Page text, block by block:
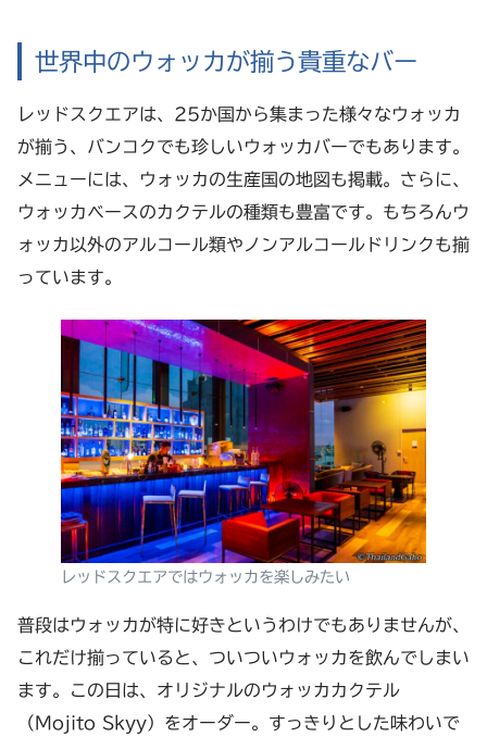
世界中のウォッカが揃う貴重なバー
レッドスクエアは、25か国から集まった様々なウォッカ
が揃う、バンコクでも珍しいウォッカバーでもあります。
メニューには、ウォッカの生産国の地図も掲載。さらに、
ウォッカベースのカクテルの種類も豊富です。もちろんウ
ォッカ以外のアルコール類やノンアルコールドリンクも揃
っています。
レッドスクエアではウォッカを楽しみたい
普段はウォッカが特に好きというわけでもありませんが、
これだけ揃っていると、ついついウォッカを飲んでしまい
ます。この日は、オリジナルのウォッカカクテル
（Mojito Skyy）をオーダー。すっきりとした味わいで